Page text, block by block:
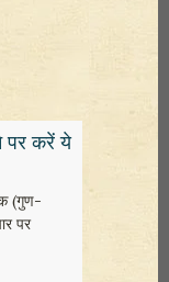
पर करें ये
(गुण-
पर